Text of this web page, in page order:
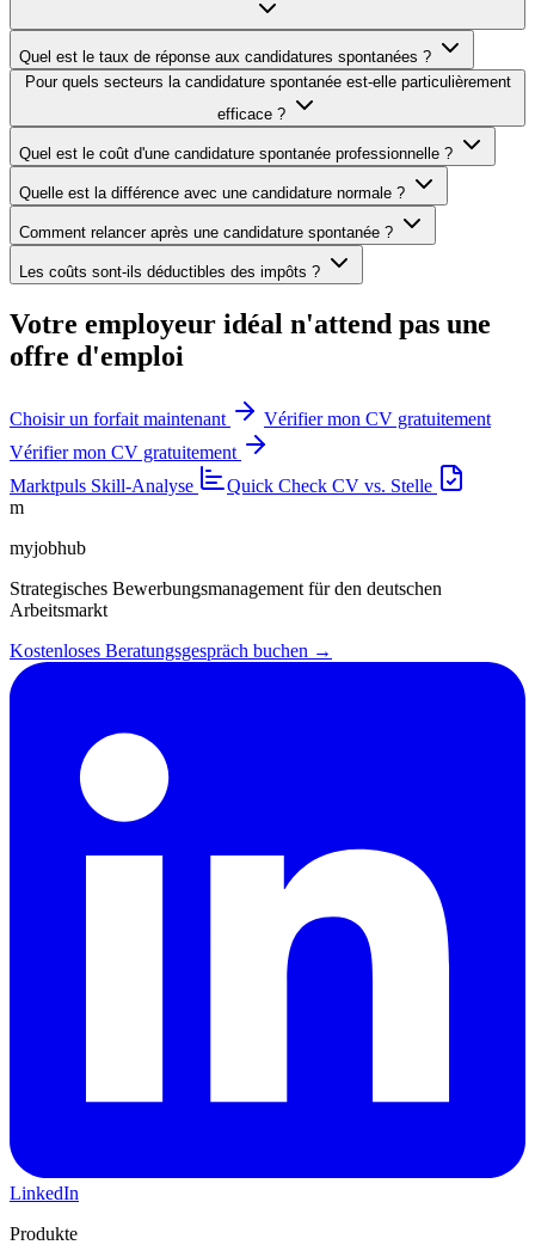
Quel est le taux de réponse aux candidatures spontanées ?
Pour quels secteurs la candidature spontanée est-elle particulièrement
efficace ?
Quel est le coût d'une candidature spontanée professionnelle ?
Quelle est la différence avec une candidature normale ?
Comment relancer après une candidature spontanée ?
Les coûts sont-ils déductibles des impôts ?
Votre employeur idéal n'attend pas une
offre d'emploi
Choisir un forfait maintenant
Vérifier mon CV gratuitement
Vérifier mon CV gratuitement
Marktpuls Skill-Analyse Quick Check CV vs. Stelle
m
myjobhub
Strategisches Bewerbungsmanagement für den deutschen
Arbeitsmarkt
Kostenloses Beratungsgespräch buchen →
LinkedIn
Produkte